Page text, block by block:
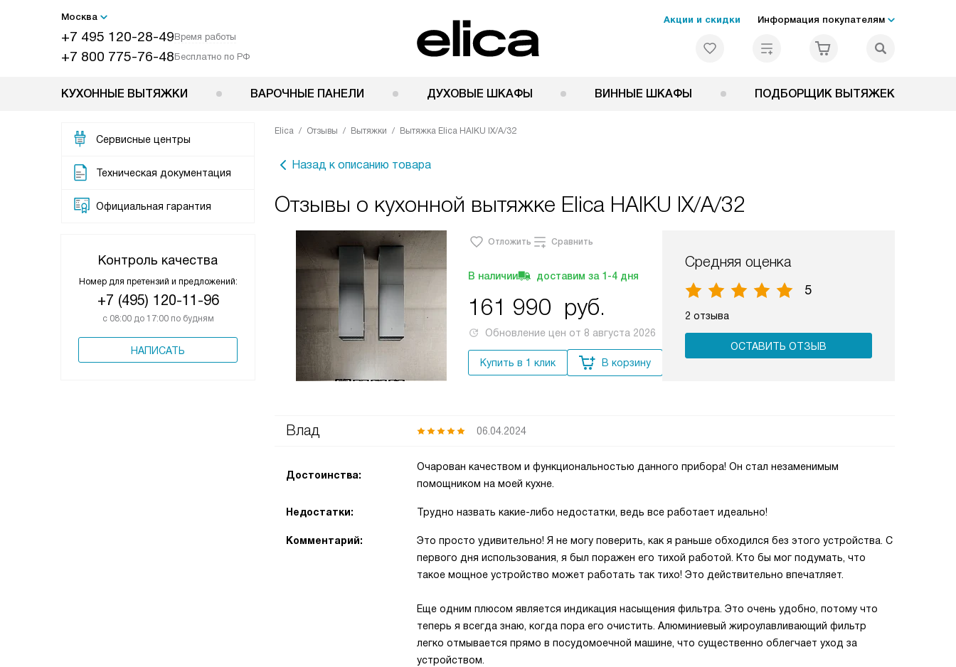
Москва
+7 495 120-28-49Время работы
+7 800 775-76-48Бесплатно по РФ
Акции и скидки Информация покупателям
КУХОННЫЕ ВЫТЯЖКИ ВАРОЧНЫЕ ПАНЕЛИ ДУХОВЫЕ ШКАФЫ ВИННЫЕ ШКАФЫ ПОДБОРЩИК ВЫТЯЖЕК
Сервисные центры
Техническая документация
Официальная гарантия
Контроль качества
Номер для претензий и предложений:
+7 (495) 120-11-96
с 08:00 до 17:00 по будням
НАПИСАТЬ
Elica Отзывы Вытяжки Вытяжка Elica HAIKU IX/A/32
Назад к описанию товара
Отзывы о кухонной вытяжке Elica HAIKU IX/A/32
Отложить Сравнить
В наличии доставим за 1-4 дня
161 990 руб.
Обновление цен от 8 августа 2026
Купить в 1 клик В корзину
Средняя оценка
5
2 отзыва
ОСТАВИТЬ ОТЗЫВ
Влад 06.04.2024
Достоинства:
Очарован качеством и функциональностью данного прибора! Он стал незаменимым
помощником на моей кухне.
Недостатки: Трудно назвать какие-либо недостатки, ведь все работает идеально!
Комментарий:
Это просто удивительно! Я не могу поверить, как я раньше обходился без этого устройства. С
первого дня использования, я был поражен его тихой работой. Кто бы мог подумать, что
такое мощное устройство может работать так тихо! Это действительно впечатляет.
Еще одним плюсом является индикация насыщения фильтра. Это очень удобно, потому что
теперь я всегда знаю, когда пора его очистить. Алюминиевый жироулавливающий фильтр
легко отмывается прямо в посудомоечной машине, что существенно облегчает уход за
устройством.